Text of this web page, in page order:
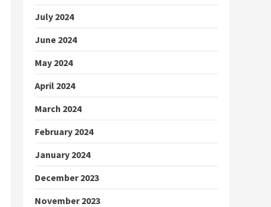
July 2024
June 2024
May 2024
April 2024
March 2024
February 2024
January 2024
December 2023
November 2023